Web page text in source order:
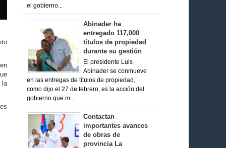
la
el gobierno...
Abinader ha
entregado 117,000
títulos de propiedad
durante su gestión
El presidente Luis
Abinader se conmueve
en las entregas de títulos de propiedad,
como dijo el 27 de febrero, es la acción del
gobierno que m...
Contactan
importantes avances
de obras de
provincia La